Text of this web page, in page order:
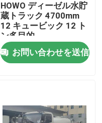
HOWO ディーゼル水貯
蔵トラック 4700mm
12 キュービック 12 ト
ン多目的
お問い合わせを送信